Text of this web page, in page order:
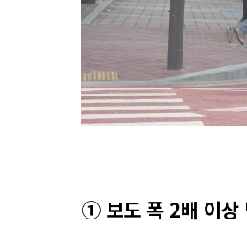
① 보도 폭 2배 이상